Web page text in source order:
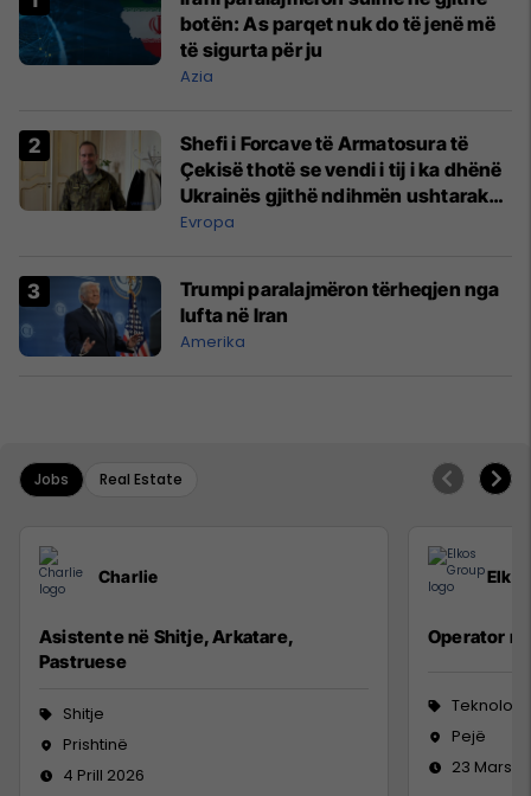
botën: As parqet nuk do të jenë më
të sigurta për ju
Azia
Shefi i Forcave të Armatosura të
Çekisë thotë se vendi i tij i ka dhënë
Ukrainës gjithë ndihmën ushtarake
që mundi
Evropa
Trumpi paralajmëron tërheqjen nga
lufta në Iran
Amerika
Jobs Real Estate
Charlie
Asistente në Shitje, Arkatare,
Pastruese
Shitje
Prishtinë
4 Prill 2026
Operator
Pejë
23 Mars